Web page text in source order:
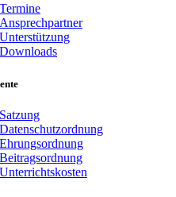
Termine
Ansprechpartner
Unterstützung
Downloads
Satzung
Datenschutzordnung
Ehrungsordnung
Beitragsordnung
Unterrichtskosten